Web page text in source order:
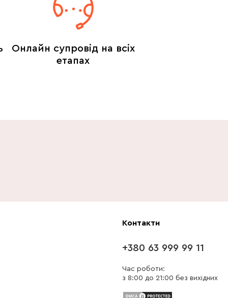
Онлайн супровід на всіх
етапах
Контакти
+380 63 999 99 11
Час роботи:
з 8:00 до 21:00 без вихідних